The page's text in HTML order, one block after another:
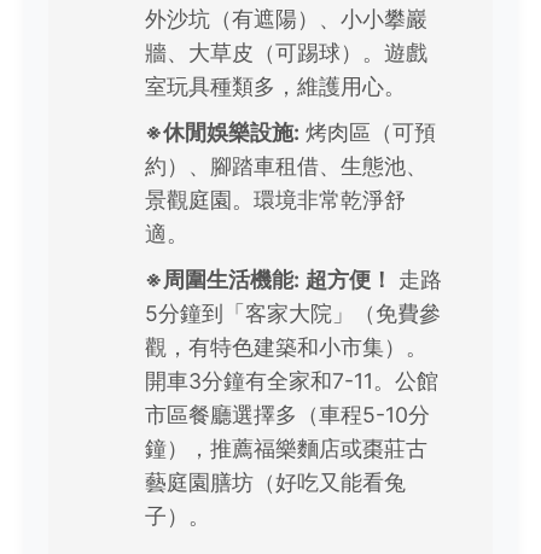
外沙坑（有遮陽）、小小攀巖
牆、大草皮（可踢球）。遊戲
室玩具種類多，維護用心。
※休閒娛樂設施: 烤肉區（可預
約）、腳踏車租借、生態池、
景觀庭園。環境非常乾淨舒
適。
※周圍生活機能: 超方便！
走路
5分鐘到「客家大院」（免費參
觀，有特色建築和小市集）。
開車3分鐘有全家和7-11。公館
市區餐廳選擇多（車程5-10分
鐘），推薦福樂麵店或棗莊古
藝庭園膳坊（好吃又能看兔
子）。